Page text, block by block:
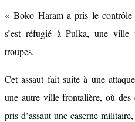
« Boko Haram a pris le
s’est réfugié à Pulka, une ville
troupes.
Cet assaut fait suite à une
une autre ville frontalière, où
pris d’assaut une caserne